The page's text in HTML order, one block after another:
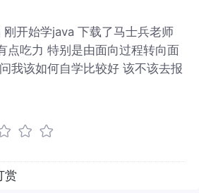
开始学java 下载了马士兵老师
点吃力 特别是由面向过程转向面
我该如何自学比较好 该不该去报
赏